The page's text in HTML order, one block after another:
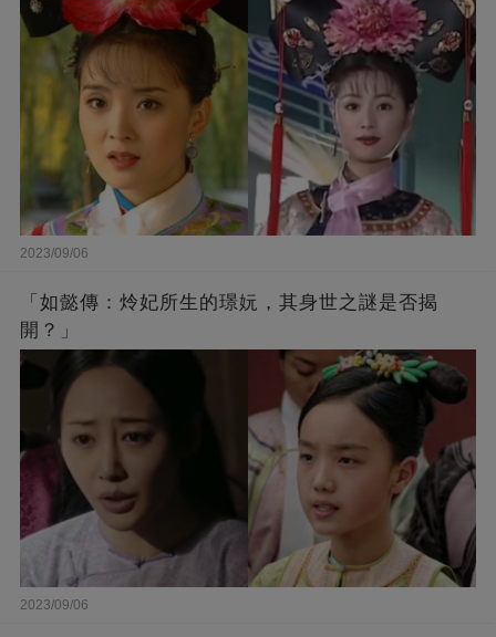
2023/09/06
「如懿傳：炩妃所生的璟妧，其身世之謎是否揭
開？」
2023/09/06